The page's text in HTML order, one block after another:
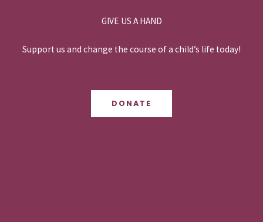
GIVE US A HAND
Support us and change the course of a child’s life today!
DONATE